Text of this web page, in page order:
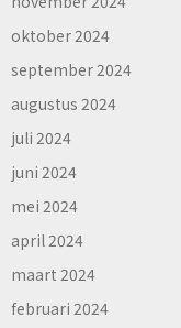
oktober 2024
september 2024
augustus 2024
juli 2024
juni 2024
mei 2024
april 2024
maart 2024
februari 2024